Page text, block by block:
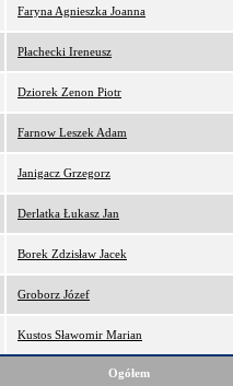
Faryna Agnieszka Joanna
Płachecki Ireneusz
Dziorek Zenon Piotr
Farnow Leszek Adam
Janigacz Grzegorz
Derlatka Łukasz Jan
Borek Zdzisław Jacek
Groborz Józef
Kustos Sławomir Marian
Ogółem